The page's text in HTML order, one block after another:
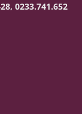
0233.741.652